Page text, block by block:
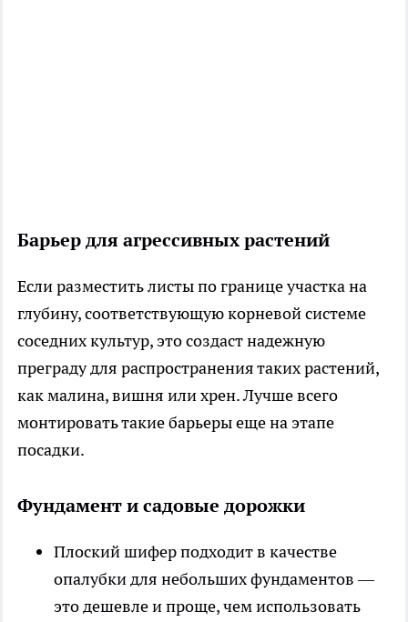
Барьер для агрессивных растений
Если разместить листы по границе участка на
глубину, соответствующую корневой системе
соседних культур, это создаст надежную
преграду для распространения таких растений,
как малина, вишня или хрен. Лучше всего
монтировать такие барьеры еще на этапе
посадки.
Фундамент и садовые дорожки
Плоский шифер подходит в качестве
опалубки для небольших фундаментов —
это дешевле и проще, чем использовать